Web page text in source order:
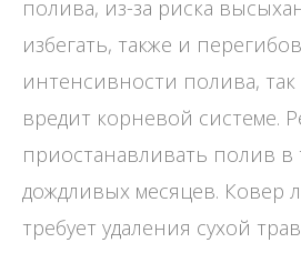
полива, из-за риска
избегать, также и
интенсивности полива, так
вредит корневой системе.
приостанавливать полив в
дождливых месяцев. Ковер
требует удаления сухой